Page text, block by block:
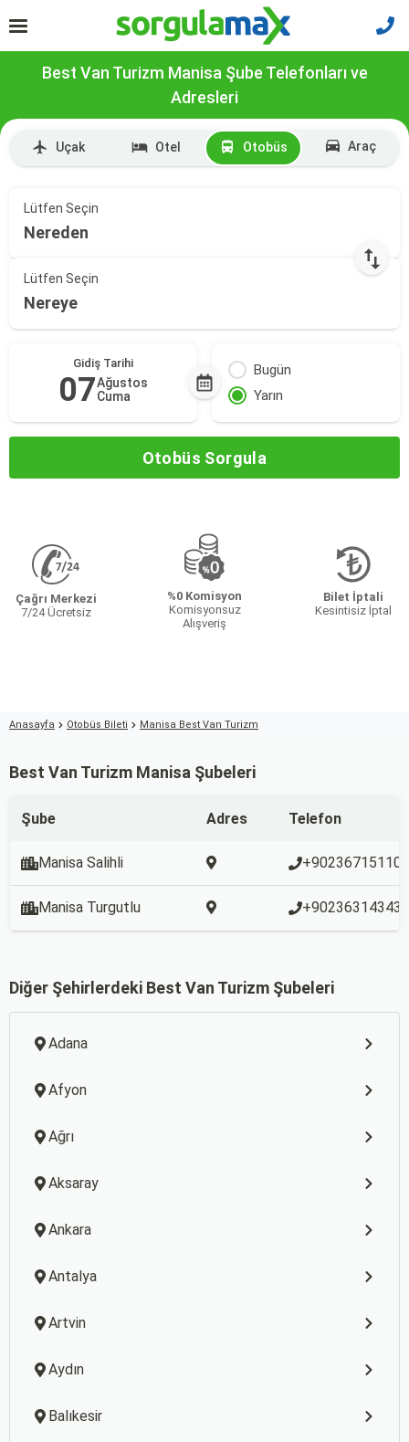
Best Van Turizm Manisa Şube Telefonları ve
Adresleri
Uçak Otel Otobüs Araç
Lütfen Seçin
Nereden
Lütfen Seçin
Nereye
Gidiş Tarihi
07Ağustos
Cuma
Bugün
Yarın
Otobüs Sorgula
Çağrı Merkezi
7/24 Ücretsiz
%0 Komisyon
Komisyonsuz
Alışveriş
Bilet İptali
Kesintisiz İptal
Anasayfa Otobüs Bileti Manisa Best Van Turizm
Best Van Turizm Manisa Şubeleri
Şube Adres Telefon
Manisa Salihli +902367151103
Manisa Turgutlu +902363143435
Diğer Şehirlerdeki Best Van Turizm Şubeleri
Adana
Afyon
Ağrı
Aksaray
Ankara
Antalya
Artvin
Aydın
Balıkesir